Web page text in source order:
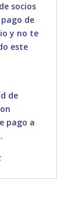
socios
de
y no te
este
de
pago a